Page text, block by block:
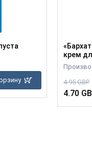
крем
4.95 GBP
4.70